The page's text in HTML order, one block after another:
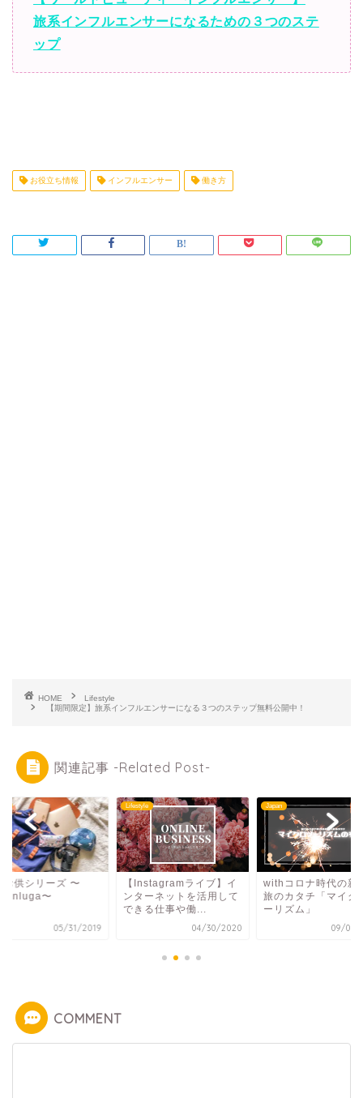
旅系インフルエンサーになるための３つのステ
ップ
お役立ち情報 インフルエンサー 働き方
HOME
Lifestyle
【期間限定】旅系インフルエンサーになる３つのステップ無料公開中！
関連記事 -Related Post-
お供シリーズ 〜
〜
05/31/2019
Lifestyle
【Instagramライブ】イ
ンターネットを活用して
できる仕事や働...
04/30/2020
Japan
withコロナ時代の新
旅のカタチ「マイク
ーリズム」
09/02/
COMMENT